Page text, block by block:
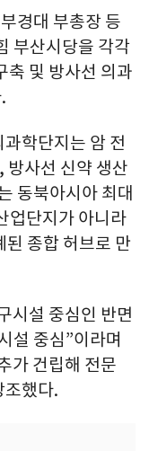
경대 부총장 등
부산시당을 각각
축 및 방사선 의과
학단지는 암 전
방사선 신약 생산
동북아시아 최대
업단지가 아니라
종합 허브로 만
시설 중심인 반면
설 중심”이라며
가 건립해 전문
조했다.